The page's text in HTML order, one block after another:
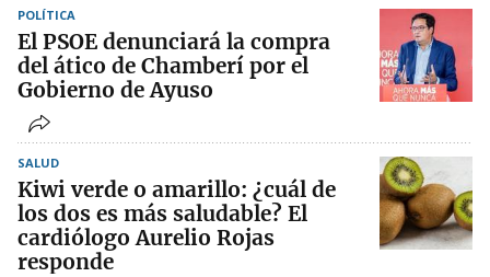
POLÍTICA
El PSOE denunciará la compra
del ático de Chamberí por el
Gobierno de Ayuso
SALUD
Kiwi verde o amarillo: ¿cuál de
los dos es más saludable? El
cardiólogo Aurelio Rojas
responde